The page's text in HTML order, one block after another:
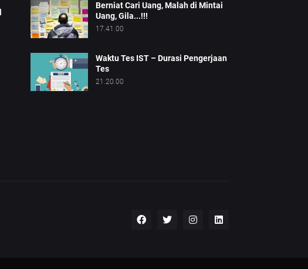
Berniat Cari Uang, Malah di Mintai
Uang, Gila...!!!
17.41.00
Waktu Tes IST – Durasi Pengerjaan
Tes
21.20.00